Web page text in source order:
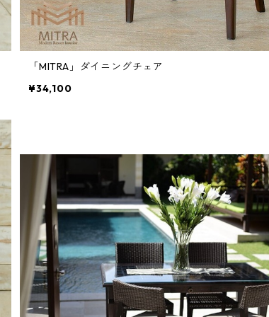
「MITRA」ダイニングチェア
¥34,100